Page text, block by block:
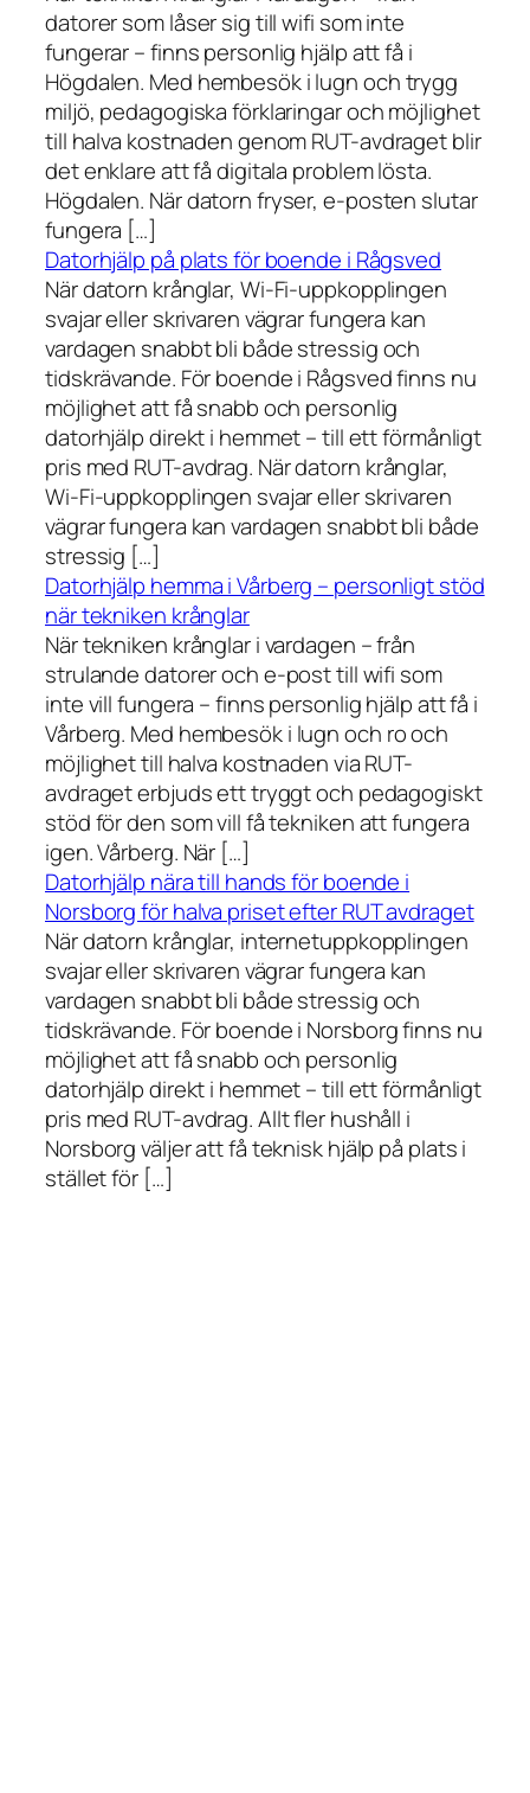
datorer som låser sig till wifi som inte
fungerar – finns personlig hjälp att få i
Högdalen. Med hembesök i lugn och trygg
miljö, pedagogiska förklaringar och möjlighet
till halva kostnaden genom RUT-avdraget blir
det enklare att få digitala problem lösta.
Högdalen. När datorn fryser, e-posten slutar
fungera […]
Datorhjälp på plats för boende i Rågsved
När datorn krånglar, Wi-Fi-uppkopplingen
svajar eller skrivaren vägrar fungera kan
vardagen snabbt bli både stressig och
tidskrävande. För boende i Rågsved finns nu
möjlighet att få snabb och personlig
datorhjälp direkt i hemmet – till ett förmånligt
pris med RUT-avdrag. När datorn krånglar,
Wi-Fi-uppkopplingen svajar eller skrivaren
vägrar fungera kan vardagen snabbt bli både
stressig […]
Datorhjälp hemma i Vårberg – personligt stöd
när tekniken krånglar
När tekniken krånglar i vardagen – från
strulande datorer och e-post till wifi som
inte vill fungera – finns personlig hjälp att få i
Vårberg. Med hembesök i lugn och ro och
möjlighet till halva kostnaden via RUT-
avdraget erbjuds ett tryggt och pedagogiskt
stöd för den som vill få tekniken att fungera
igen. Vårberg. När […]
Datorhjälp nära till hands för boende i
Norsborg för halva priset efter RUT avdraget
När datorn krånglar, internetuppkopplingen
svajar eller skrivaren vägrar fungera kan
vardagen snabbt bli både stressig och
tidskrävande. För boende i Norsborg finns nu
möjlighet att få snabb och personlig
datorhjälp direkt i hemmet – till ett förmånligt
pris med RUT-avdrag. Allt fler hushåll i
Norsborg väljer att få teknisk hjälp på plats i
stället för […]